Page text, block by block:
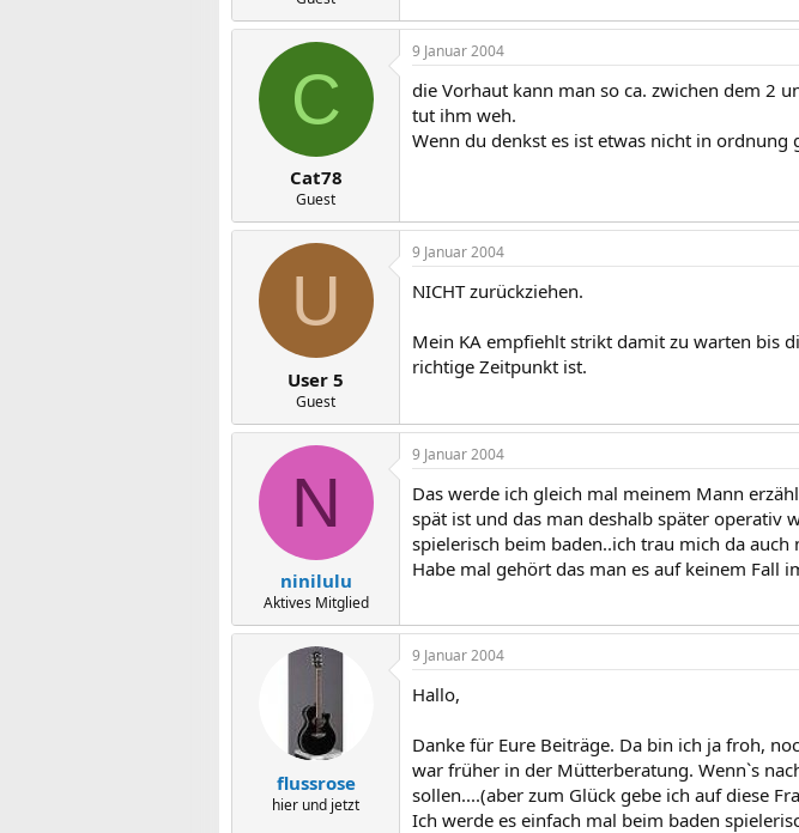
C
Cat78
Guest
9 Januar 2004
die Vorhaut kann man so ca. zwichen dem 2
tut ihm weh.
Wenn du denkst es ist etwas nicht in ordnung
U
User 5
Guest
9 Januar 2004
NICHT zurückziehen.
Mein KA empfiehlt strikt damit zu warten bis
richtige Zeitpunkt ist.
N
ninilulu
Aktives Mitglied
9 Januar 2004
Das werde ich gleich mal meinem Mann
spät ist und das man deshalb später operativ
spielerisch beim baden..ich trau mich da auch
Habe mal gehört das man es auf keinem Fall
flussrose
hier und jetzt
9 Januar 2004
Hallo,
Danke für Eure Beiträge. Da bin ich ja froh,
war früher in der Mütterberatung. Wenn`s
sollen....(aber zum Glück gebe ich auf diese
Ich werde es einfach mal beim baden